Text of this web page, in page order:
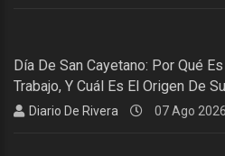
Día De San Cayetano: Por Qué
Trabajo, Y Cuál Es El Origen De
Diario De Rivera 07 Ago 2026